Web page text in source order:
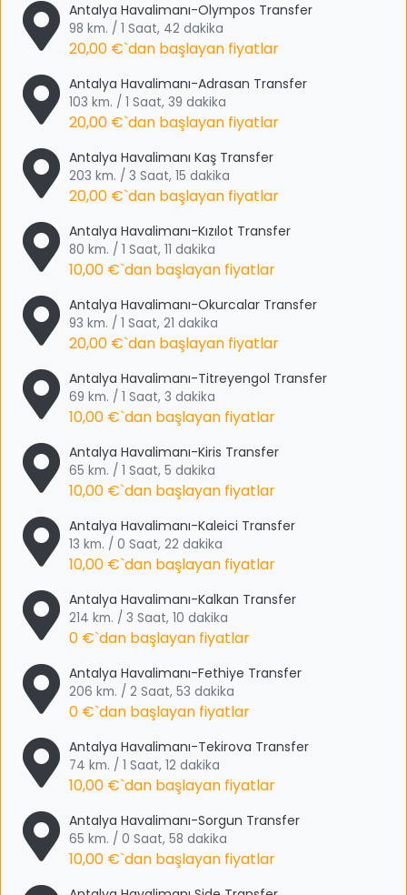
Antalya Havalimanı-Olympos Transfer
98 km. / 1 Saat, 42 dakika
20,00 €`dan başlayan fiyatlar
Antalya Havalimanı-Adrasan Transfer
103 km. / 1 Saat, 39 dakika
20,00 €`dan başlayan fiyatlar
Antalya Havalimanı Kaş Transfer
203 km. / 3 Saat, 15 dakika
20,00 €`dan başlayan fiyatlar
Antalya Havalimanı-Kızılot Transfer
80 km. / 1 Saat, 11 dakika
10,00 €`dan başlayan fiyatlar
Antalya Havalimanı-Okurcalar Transfer
93 km. / 1 Saat, 21 dakika
20,00 €`dan başlayan fiyatlar
Antalya Havalimanı-Titreyengol Transfer
69 km. / 1 Saat, 3 dakika
10,00 €`dan başlayan fiyatlar
Antalya Havalimanı-Kiris Transfer
65 km. / 1 Saat, 5 dakika
10,00 €`dan başlayan fiyatlar
Antalya Havalimanı-Kaleici Transfer
13 km. / 0 Saat, 22 dakika
10,00 €`dan başlayan fiyatlar
Antalya Havalimanı-Kalkan Transfer
214 km. / 3 Saat, 10 dakika
0 €`dan başlayan fiyatlar
Antalya Havalimanı-Fethiye Transfer
206 km. / 2 Saat, 53 dakika
0 €`dan başlayan fiyatlar
Antalya Havalimanı-Tekirova Transfer
74 km. / 1 Saat, 12 dakika
10,00 €`dan başlayan fiyatlar
Antalya Havalimanı-Sorgun Transfer
65 km. / 0 Saat, 58 dakika
10,00 €`dan başlayan fiyatlar